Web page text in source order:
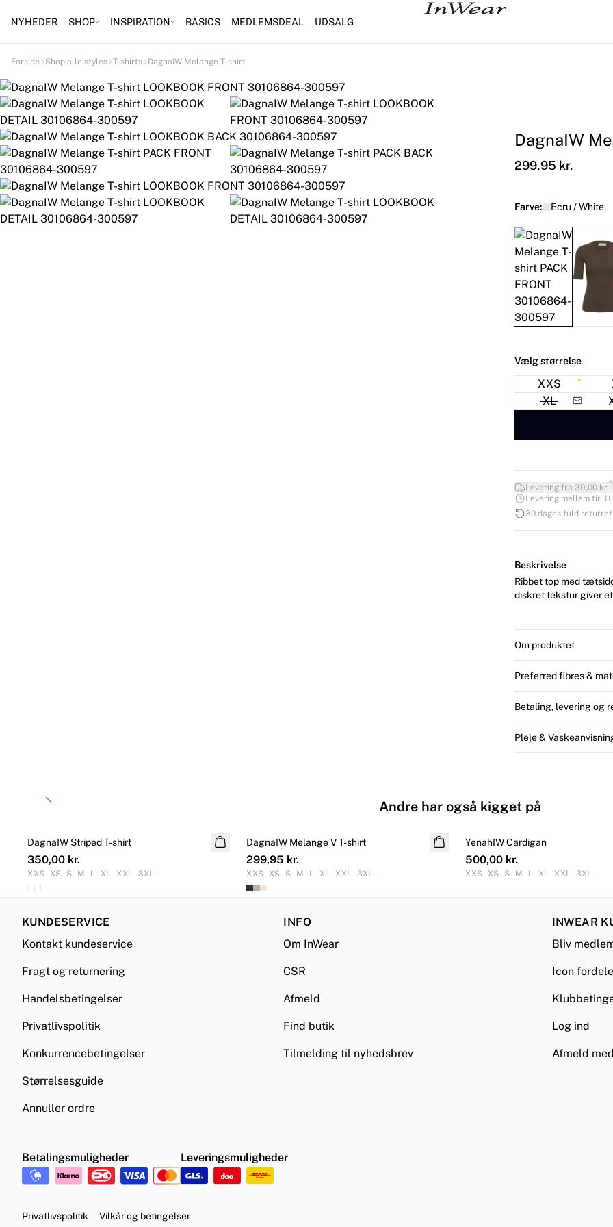
NYHEDER SHOP INSPIRATION BASICS MEDLEMSDEAL UDSALG
Forside Shop alle styles T-shirts DagnaIW Melange T-shirt
DagnaIW
299,95 kr.
Farve: Ecru / White
Vælg størrelse
XXS
XL
Levering fra 39,00 kr.*
Levering mellem tir.
30 dages fuld returret
Beskrivelse
Ribbet top med
diskret tekstur giver
Om produktet
Preferred fibres &
Betaling, levering og
Pleje &
Andre har også kigget på
NYHED
DagnaIW Striped T-shirt
350,00 kr.
XXS XS S M L XL XXL 3XL
NYHED
DagnaIW Melange V T-shirt
299,95 kr.
XXS XS S M L XL XXL 3XL
NYHED
YenahIW Cardigan
500,00 kr.
XXS XS S M L XL XXL 3XL
Previous slide
KUNDESERVICE
Kontakt kundeservice
Fragt og returnering
Handelsbetingelser
Privatlivspolitik
Konkurrencebetingelser
Størrelsesguide
Annuller ordre
INFO
Om InWear
CSR
Afmeld
Find butik
Tilmelding til nyhedsbrev
INWEAR
Bliv
Icon fordele
Log ind
Afmeld
Betalingsmuligheder Leveringsmuligheder
Privatlivspolitik Vilkår og betingelser